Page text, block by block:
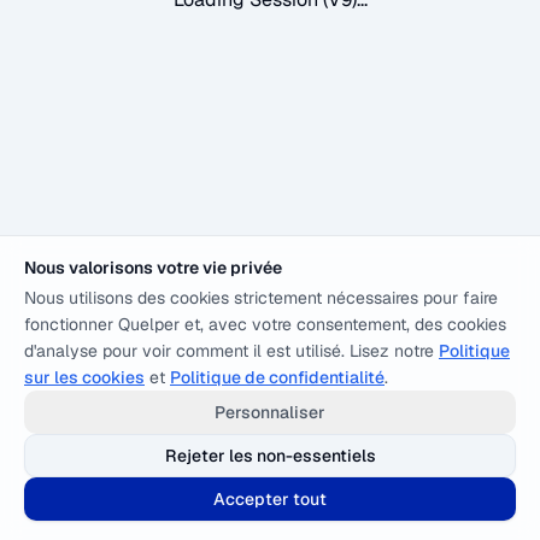
Nous valorisons votre vie privée
Nous utilisons des cookies strictement nécessaires pour faire
fonctionner Quelper et, avec votre consentement, des cookies
d'analyse pour voir comment il est utilisé. Lisez notre Politique
sur les cookies et Politique de confidentialité.
Personnaliser
Rejeter les non-essentiels
Accepter tout